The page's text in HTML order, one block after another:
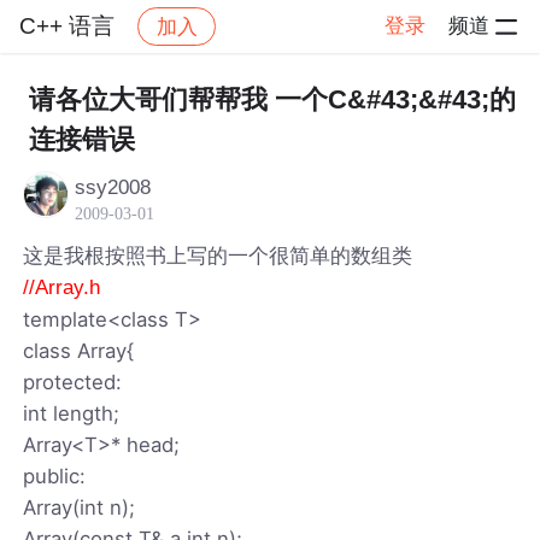
C++ 语言 加入 登录 频道
社区 C++ 语言 帖子详情
请各位大哥们帮帮我 一个C&#43;&#43;的
连接错误
ssy2008
2009-03-01
这是我根按照书上写的一个很简单的数组类
//Array.h
template<class T>
class Array{
protected:
int length;
Array<T>* head;
public:
Array(int n);